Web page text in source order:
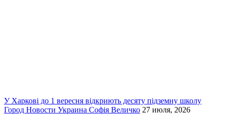
У Харкові до 1 вересня відкриють десяту підземну школу
Город Новости Украина Софія Величко 27 июля, 2026